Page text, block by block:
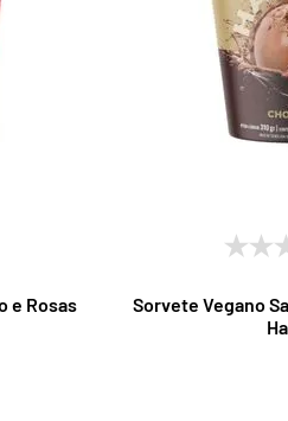
e Rosas
Sorvete Vegano